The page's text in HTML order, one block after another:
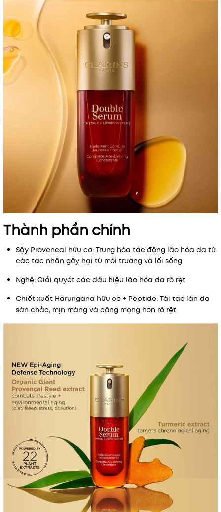
Mã khuyến mãi:
Thành phần chính
Sậy Provencal hữu cơ: Trung hòa tác động lão hóa da từ
các tác nhân gây hại từ môi trường và lối sống
Nghệ: Giải quyết các dấu hiệu lão hóa da rõ rệt
Chiết xuất Harungana hữu cơ + Peptide: Tái tạo làn da
săn chắc, mịn màng và căng mọng hơn rõ rệt